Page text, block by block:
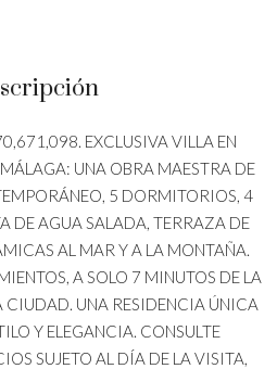
EXCLUSIVA VILLA EN
UNA OBRA MAESTRA DE
5 DORMITORIOS, 4
DE AGUA SALADA, TERRAZA DE
AL MAR Y A LA MONTAÑA.
A SOLO 7 MINUTOS DE LA
CIUDAD. UNA RESIDENCIA ÚNICA
Y ELEGANCIA. CONSULTE
SUJETO AL DÍA DE LA VISITA,